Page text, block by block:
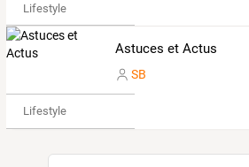
Lifestyle
Astuces et Actus
SB
Lifestyle